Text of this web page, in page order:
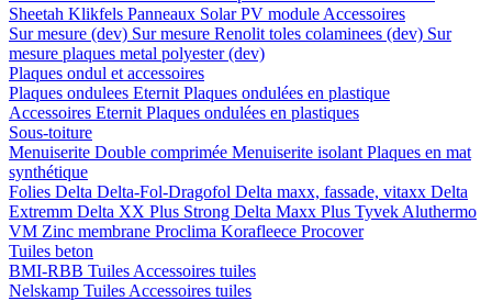
Sheetah Klikfels Panneaux Solar PV module Accessoires
Sur mesure (dev) Sur mesure Renolit toles colaminees (dev) Sur
mesure plaques metal polyester (dev)
Plaques ondul et accessoires
Plaques ondulees Eternit Plaques ondulées en plastique
Accessoires Eternit Plaques ondulées en plastiques
Sous-toiture
Menuiserite Double comprimée Menuiserite isolant Plaques en mat
synthétique
Folies Delta Delta-Fol-Dragofol Delta maxx, fassade, vitaxx Delta
Extremm Delta XX Plus Strong Delta Maxx Plus Tyvek Aluthermo
VM Zinc membrane Proclima Korafleece Procover
Tuiles beton
BMI-RBB Tuiles Accessoires tuiles
Nelskamp Tuiles Accessoires tuiles